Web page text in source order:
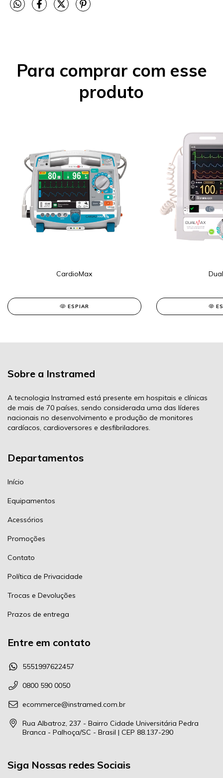
Para comprar com esse
produto
CardioMax
ESPIAR
Sobre a Instramed
A tecnologia Instramed está presente em hospitais e clínicas
de mais de 70 países, sendo considerada uma das líderes
nacionais no desenvolvimento e produção de monitores
cardíacos, cardioversores e desfibriladores.
Departamentos
Início
Equipamentos
Acessórios
Promoções
Contato
Política de Privacidade
Trocas e Devoluções
Prazos de entrega
Entre em contato
5551997622457
0800 590 0050
ecommerce@instramed.com.br
Rua Albatroz, 237 - Bairro Cidade Universitária Pedra
Branca - Palhoça/SC - Brasil | CEP 88.137-290
Siga Nossas redes Sociais